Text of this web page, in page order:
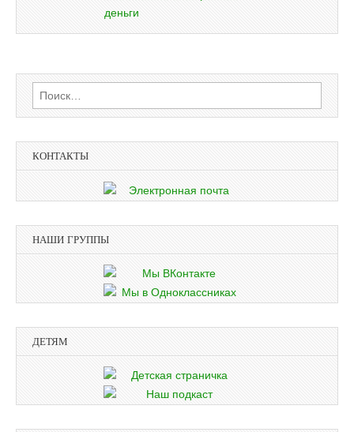
Найти:
КОНТАКТЫ
НАШИ ГРУППЫ
ДЕТЯМ